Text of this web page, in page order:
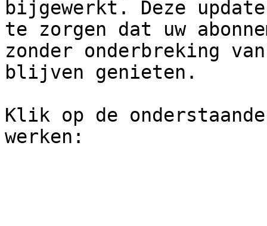
bijgewerkt. Deze
te zorgen dat uw
zonder onderbreking
blijven genieten.
Klik op de
werken: